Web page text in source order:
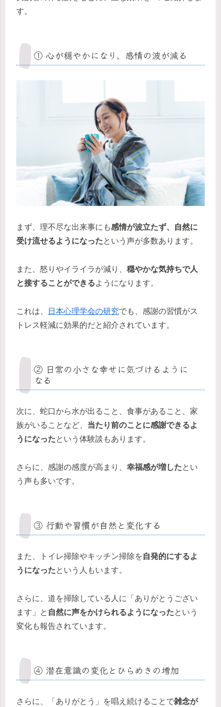
す。
① 心が穏やかになり、感情の波が減る
まず、理不尽な出来事にも感情が波立たず、自然に
受け流せるようになったという声が多数あります。
また、怒りやイライラが減り、 穏やかな気持ちで人
と接することができるようになります。
これは、 日本心理学会の研究でも、感謝の習慣がス
トレス軽減に効果的だと紹介されています。
② 日常の小さな幸せに気づけるように
なる
次に、蛇口から水が出ること、食事があること、家
族がいることなど、 当たり前のことに感謝できるよ
うになったという体験談もあります。
さらに、感謝の感度が高まり、 幸福感が増したとい
う声も多いです。
③ 行動や習慣が自然と変化する
また、トイレ掃除やキッチン掃除を自発的にするよ
うになったという人もいます。
さらに、道を掃除している人に「ありがとうござい
ます」と 自然に声をかけられるようになったという
変化も報告されています。
④ 潜在意識の変化とひらめきの増加
さらに、「ありがとう」を唱え続けることで雑念が